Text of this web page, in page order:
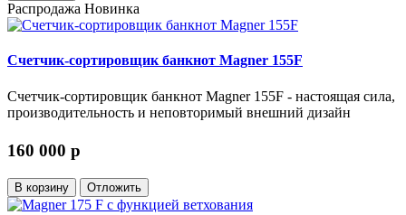
Распродажа Новинка
Счетчик-сортировщик банкнот Magner 155F
Cчетчик-сортировщик банкнот Magner 155F - настоящая сила,
производительность и неповторимый внешний дизайн
160 000 p
В корзину Отложить